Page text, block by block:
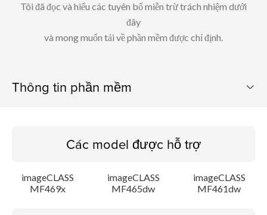
Tôi đã đọc và hiểu các tuyên bố miễn trừ trách nhiệm dưới
đây
và mong muốn tải về phần mềm được chỉ định.
Thông tin phần mềm
Ngôn ngữ
Các model được hỗ trợ
imageCLASS
MF469x
imageCLASS
MF465dw
imageCLASS
MF461dw